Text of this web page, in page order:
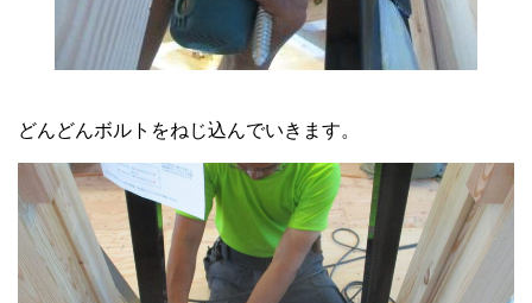
どんどんボルトをねじ込んでいきます。